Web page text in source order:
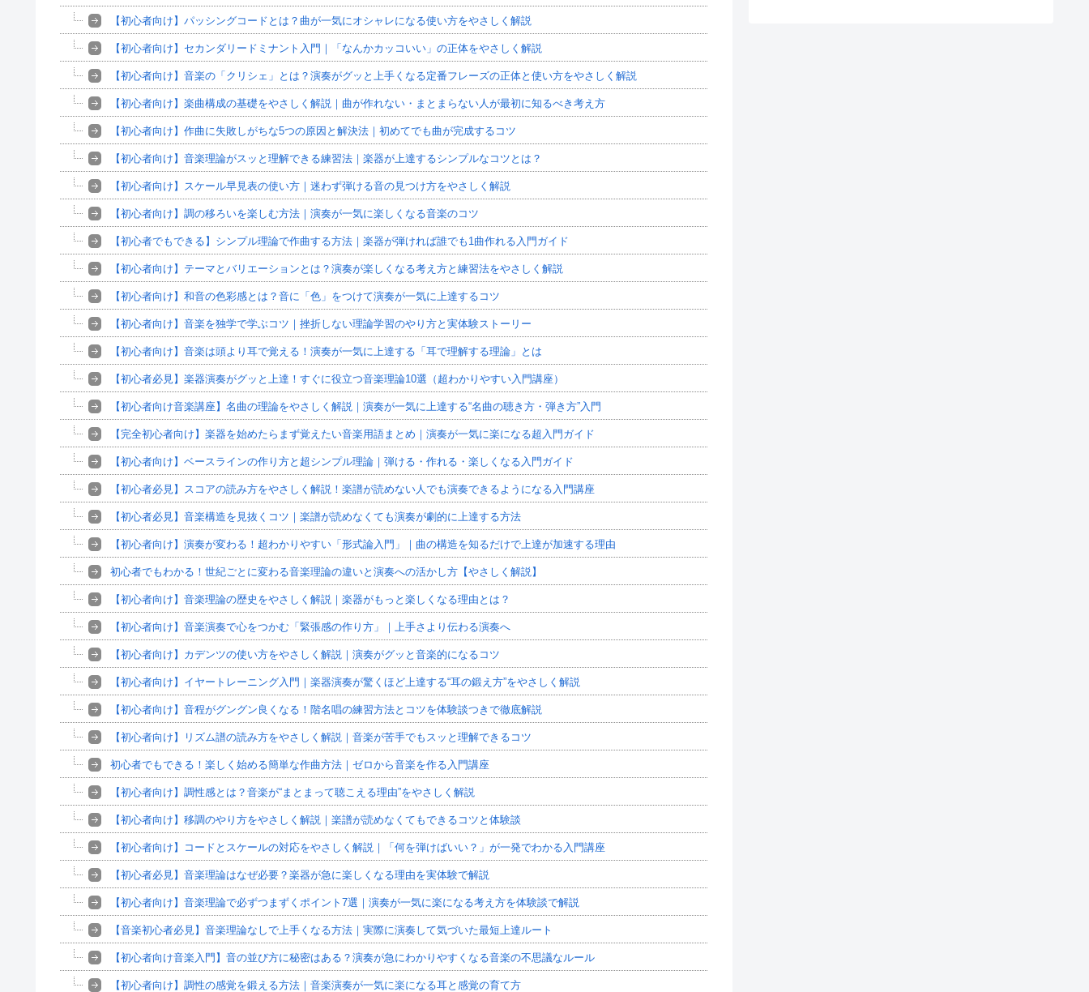
【初心者向け】パッシングコードとは？曲が一気にオシャレになる使い方をやさしく解説
【初心者向け】セカンダリードミナント入門｜「なんかカッコいい」の正体をやさしく解説
【初心者向け】音楽の「クリシェ」とは？演奏がグッと上手くなる定番フレーズの正体と使い方をやさしく解説
【初心者向け】楽曲構成の基礎をやさしく解説｜曲が作れない・まとまらない人が最初に知るべき考え方
【初心者向け】作曲に失敗しがちな5つの原因と解決法｜初めてでも曲が完成するコツ
【初心者向け】音楽理論がスッと理解できる練習法｜楽器が上達するシンプルなコツとは？
【初心者向け】スケール早見表の使い方｜迷わず弾ける音の見つけ方をやさしく解説
【初心者向け】調の移ろいを楽しむ方法｜演奏が一気に楽しくなる音楽のコツ
【初心者でもできる】シンプル理論で作曲する方法｜楽器が弾ければ誰でも1曲作れる入門ガイド
【初心者向け】テーマとバリエーションとは？演奏が楽しくなる考え方と練習法をやさしく解説
【初心者向け】和音の色彩感とは？音に「色」をつけて演奏が一気に上達するコツ
【初心者向け】音楽を独学で学ぶコツ｜挫折しない理論学習のやり方と実体験ストーリー
【初心者向け】音楽は頭より耳で覚える！演奏が一気に上達する「耳で理解する理論」とは
【初心者必見】楽器演奏がグッと上達！すぐに役立つ音楽理論10選（超わかりやすい入門講座）
【初心者向け音楽講座】名曲の理論をやさしく解説｜演奏が一気に上達する“名曲の聴き方・弾き方”入門
【完全初心者向け】楽器を始めたらまず覚えたい音楽用語まとめ｜演奏が一気に楽になる超入門ガイド
【初心者向け】ベースラインの作り方と超シンプル理論｜弾ける・作れる・楽しくなる入門ガイド
【初心者必見】スコアの読み方をやさしく解説！楽譜が読めない人でも演奏できるようになる入門講座
【初心者必見】音楽構造を見抜くコツ｜楽譜が読めなくても演奏が劇的に上達する方法
【初心者向け】演奏が変わる！超わかりやすい「形式論入門」｜曲の構造を知るだけで上達が加速する理由
初心者でもわかる！世紀ごとに変わる音楽理論の違いと演奏への活かし方【やさしく解説】
【初心者向け】音楽理論の歴史をやさしく解説｜楽器がもっと楽しくなる理由とは？
【初心者向け】音楽演奏で心をつかむ「緊張感の作り方」｜上手さより伝わる演奏へ
【初心者向け】カデンツの使い方をやさしく解説｜演奏がグッと音楽的になるコツ
【初心者向け】イヤートレーニング入門｜楽器演奏が驚くほど上達する“耳の鍛え方”をやさしく解説
【初心者向け】音程がグングン良くなる！階名唱の練習方法とコツを体験談つきで徹底解説
【初心者向け】リズム譜の読み方をやさしく解説｜音楽が苦手でもスッと理解できるコツ
初心者でもできる！楽しく始める簡単な作曲方法｜ゼロから音楽を作る入門講座
【初心者向け】調性感とは？音楽が“まとまって聴こえる理由”をやさしく解説
【初心者向け】移調のやり方をやさしく解説｜楽譜が読めなくてもできるコツと体験談
【初心者向け】コードとスケールの対応をやさしく解説｜「何を弾けばいい？」が一発でわかる入門講座
【初心者必見】音楽理論はなぜ必要？楽器が急に楽しくなる理由を実体験で解説
【初心者向け】音楽理論で必ずつまずくポイント7選｜演奏が一気に楽になる考え方を体験談で解説
【音楽初心者必見】音楽理論なしで上手くなる方法｜実際に演奏して気づいた最短上達ルート
【初心者向け音楽入門】音の並び方に秘密はある？演奏が急にわかりやすくなる音楽の不思議なルール
【初心者向け】調性の感覚を鍛える方法｜音楽演奏が一気に楽になる耳と感覚の育て方